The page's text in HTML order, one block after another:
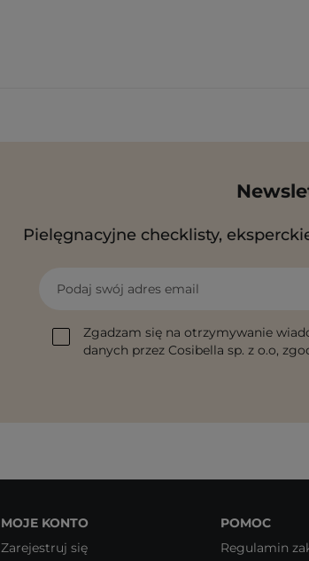
Pielęgnacyjne checklisty,
Podaj swój adres email
Zgadzam się na otrzymywanie
danych przez Cosibella sp. z o.o,
MOJE KONTO
Zarejestruj się
POMOC
Regulamin